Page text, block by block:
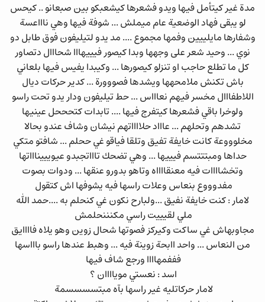
مدة غير كيتأمل فيها ويدو فشعرها كيشعبكو بين صبعانو .. كيحس
لو يبقى فهاد الوضعية عام ميملش ... شوفة فيها وهي ناااعسة
وشفارها مايلييين وفمها مجموع .... مد يدو لتيليفون فوق طابل دو
نوي ... وحيد شعر على وجهها وبدا كيصور فيييهااا شحااال دتصاور
كل ما تطلع حاجب او تنزلو كيصورها ... وكيبدا يفيس فيها بلعاني
باش تكنش ملامحهها ويشدها فصووورة ... كدير حركات ديال
اللاطفااال مخسر فيهم نعاااس ... حط تيليفون ودار يدو تحت راسو
ولوخرا باقي فشعرها كيتفرج فيها .... تابدات كتحححل عينيها
تشدهم وتحلهم ... عاااد حلااااتهم نيشان وشاف عندو بحالا
مخلوووعة كانت خايفة تفيق وتلقا فياقو غي ححلم ... شافتو متكي
حداها ومبتتتسم فيييها ... وهي تضحك تاااتجبدو عيويييناااتها
وتخشاااات فيه معنقااااه وتاهو بدورو عنقها ... ودوات بصوت
مفدوووع بنعاس وعلات راسها فيه يشوفها اش كتقول
لامار : كنت خايفة نفيق ...ولبارح نكون غي كنحلم به ....حمد الله
ملي لقيييت راسي مكنننحلمش
مجاوبهاش غي ساكت وكيركز فصوتها شحال زوين وهو يلاه فاااايق
من النعاس ... واحد اابحة زوينة فيه ... وهبط عندها راسو باااسها
فففمهاااا ورجع شاف فيها
اسد : نعستي موياااان ؟
لامار حركاتليه غير راسها بآه مبتسسسسمة